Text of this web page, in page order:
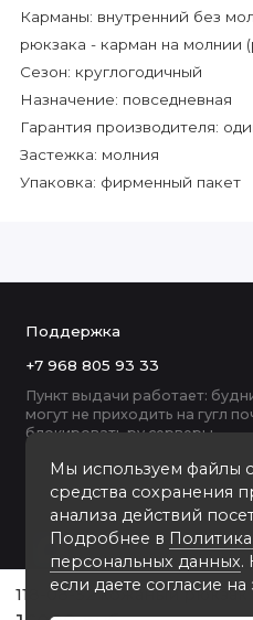
118-
Карманы: внутренний без
рюкзака - карман на молнии
Сезон: круглогодичный
Назначение: повседневная
Гарантия производителя:
Застежка: молния
Упаковка: фирменный пакет
Мы используем файлы
средства сохранения
анализа действий
Подробнее в
персональных данных.
если даете согласие на
Поддержка
+7 968 805 93 33
Пункт выдачи работает:
могут не приходить на гугл
блокировать ру серверы